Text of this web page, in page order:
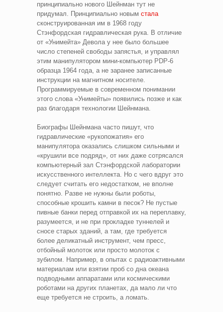
принципиально нового Шейнман тут не
придумал. Принципиально новым стала
сконструированная им в 1968 году
Стэнфордская гидравлическая рука. В отличие
от «Унимейта» Девола у нее было большее
число степеней свободы запястья, и управлял
этим манипулятором мини-компьютер PDP-6
образца 1964 года, а не заранее записанные
инструкции на магнитном носителе.
Программируемые в современном понимании
этого слова «Унимейты» появились позже и как
раз благодаря технологии Шейнмана.
Биографы Шейнмана часто пишут, что
гидравлические «рукопожатия» его
манипулятора оказались слишком сильными и
«крушили все подряд», от них даже сотрясался
компьютерный зал Стэнфордской лаборатории
искусственного интеллекта. Но с чего вдруг это
следует считать его недостатком, не вполне
понятно. Разве не нужны были роботы,
способные крошить камни в песок? Не пустые
пивные банки перед отправкой их на переплавку,
разумеется, и не при прокладке туннелей и
сносе старых зданий, а там, где требуется
более деликатный инструмент, чем пресс,
отбойный молоток или просто молоток с
зубилом. Например, в опытах с радиоактивными
материалам или взятии проб со дна океана
подводными аппаратами или космическими
роботами на других планетах, да мало ли что
еще требуется не строить, а ломать.